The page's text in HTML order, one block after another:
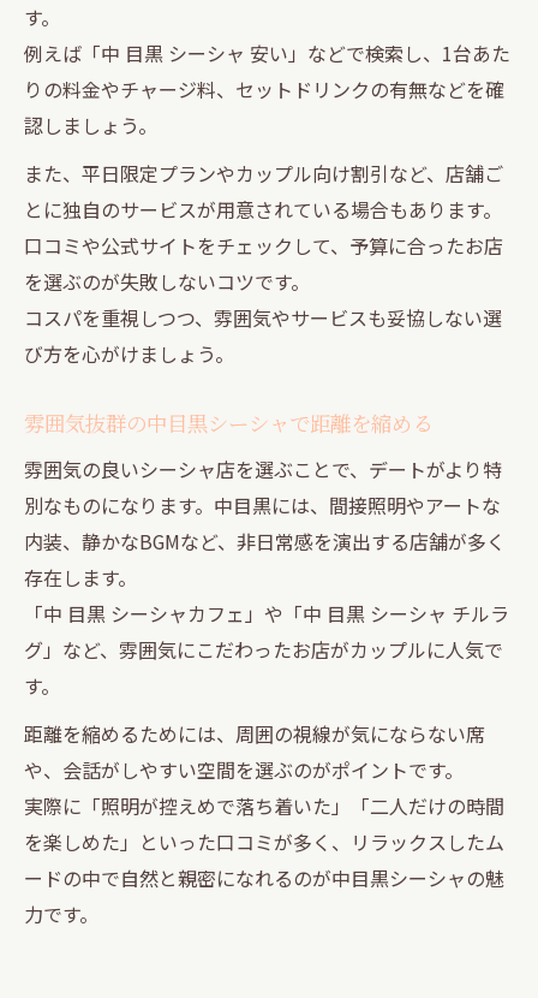
す。
例えば「中 目黒 シーシャ 安い」などで検索し、1台あた
りの料金やチャージ料、セットドリンクの有無などを確
認しましょう。
また、平日限定プランやカップル向け割引など、店舗ご
とに独自のサービスが用意されている場合もあります。
口コミや公式サイトをチェックして、予算に合ったお店
を選ぶのが失敗しないコツです。
コスパを重視しつつ、雰囲気やサービスも妥協しない選
び方を心がけましょう。
雰囲気抜群の中目黒シーシャで距離を縮める
雰囲気の良いシーシャ店を選ぶことで、デートがより特
別なものになります。中目黒には、間接照明やアートな
内装、静かなBGMなど、非日常感を演出する店舗が多く
存在します。
「中 目黒 シーシャカフェ」や「中 目黒 シーシャ チルラ
グ」など、雰囲気にこだわったお店がカップルに人気で
す。
距離を縮めるためには、周囲の視線が気にならない席
や、会話がしやすい空間を選ぶのがポイントです。
実際に「照明が控えめで落ち着いた」「二人だけの時間
を楽しめた」といった口コミが多く、リラックスしたム
ードの中で自然と親密になれるのが中目黒シーシャの魅
力です。